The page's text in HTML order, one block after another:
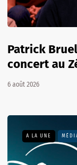
Patrick
concert au
6 août 2026
A LA UNE